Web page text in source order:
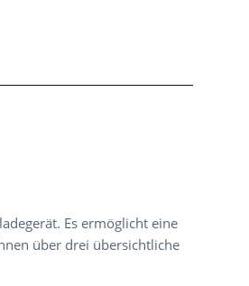
Es ermöglicht eine
über drei übersichtliche